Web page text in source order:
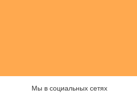
Мы в социальных сетях